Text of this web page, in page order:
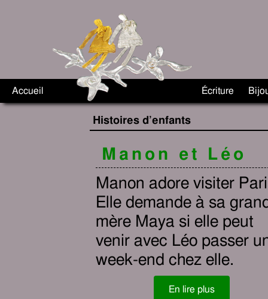
Accueil Écriture
Histoires d’enfants
Manon et Léo
Manon adore visiter
Elle demande à sa
mère Maya si elle peut
venir avec Léo passer
week-end chez elle.
En lire plus